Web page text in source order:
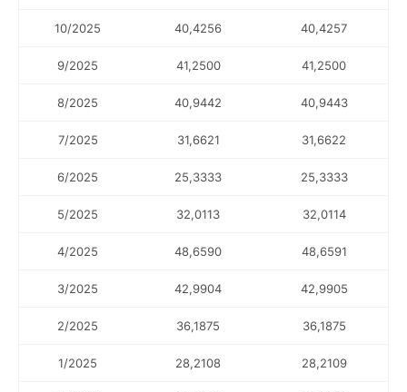
10/2025 40,4256 40,4257
9/2025 41,2500 41,2500
8/2025 40,9442 40,9443
7/2025 31,6621 31,6622
6/2025 25,3333 25,3333
5/2025 32,0113 32,0114
4/2025 48,6590 48,6591
3/2025 42,9904 42,9905
2/2025 36,1875 36,1875
1/2025 28,2108 28,2109